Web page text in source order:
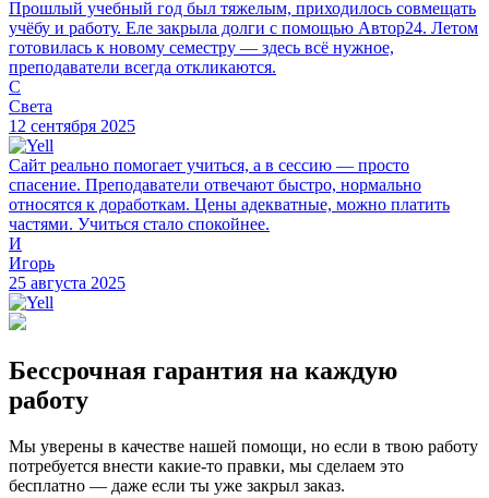
Прошлый учебный год был тяжелым, приходилось совмещать
учёбу и работу. Еле закрыла долги с помощью Автор24. Летом
готовилась к новому семестру — здесь всё нужное,
преподаватели всегда откликаются.
С
Света
12 сентября 2025
Сайт реально помогает учиться, а в сессию — просто
спасение. Преподаватели отвечают быстро, нормально
относятся к доработкам. Цены адекватные, можно платить
частями. Учиться стало спокойнее.
И
Игорь
25 августа 2025
Бессрочная гарантия на каждую
работу
Мы уверены в качестве нашей помощи, но если в твою работу
потребуется внести какие-то правки, мы сделаем это
бесплатно — даже если ты уже закрыл заказ.